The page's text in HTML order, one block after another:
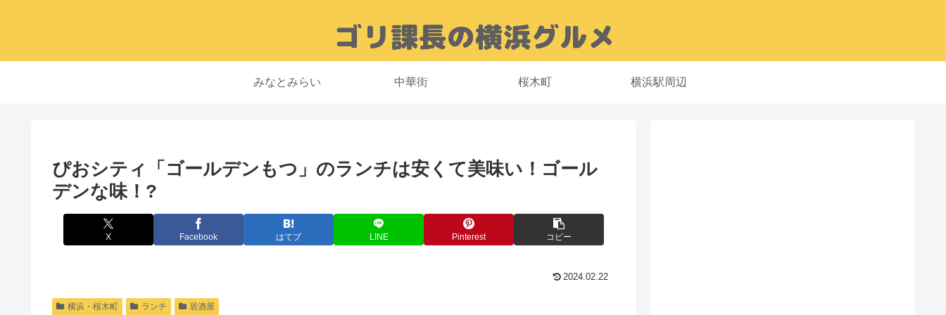
みなとみらい 中華街 桜木町 横浜駅周辺
ぴおシティ「ゴールデンもつ」のランチは安くて美味い！ゴール
デンな味！?
X Facebook はてブ LINE Pinterest コピー
2024.02.22
横浜・桜木町 ランチ 居酒屋